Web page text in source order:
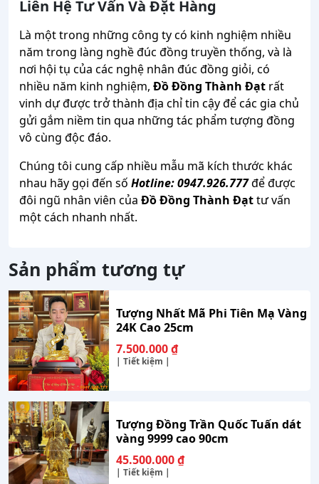
Liên Hệ Tư Vấn Và Đặt Hàng
Là một trong những công ty có kinh nghiệm nhiều
năm trong làng nghề đúc đồng truyền thống, và là
nơi hội tụ của các nghệ nhân đúc đồng giỏi, có
nhiều năm kinh nghiệm, Đồ Đồng Thành Đạt rất
vinh dự được trở thành địa chỉ tin cậy để các gia chủ
gửi gắm niềm tin qua những tác phẩm tượng đồng
vô cùng độc đáo.
Chúng tôi cung cấp nhiều mẫu mã kích thước khác
nhau hãy gọi đến số Hotline: 0947.926.777để được
đôi ngũ nhân viên của Đồ Đồng Thành Đạttư vấn
một cách nhanh nhất.
Sản phẩm tương tự
Tượng Nhất Mã Phi Tiên Mạ Vàng
24K Cao 25cm
7.500.000₫
| Tiết kiệm |
Tượng Đồng Trần Quốc Tuấn dát
vàng 9999 cao 90cm
45.500.000₫
| Tiết kiệm |